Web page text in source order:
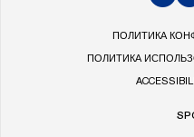
ПОЛИТИКА
ПОЛИТИКА